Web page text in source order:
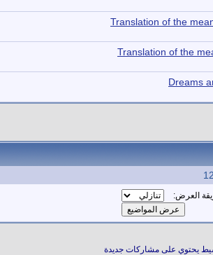
Translation of the
Translation of the
Dreams
العرض:
يحتوي على مشاركات جديدة